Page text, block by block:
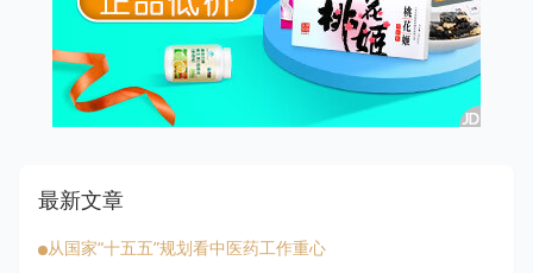
最新文章
从国家“十五五”规划看中医药工作重心